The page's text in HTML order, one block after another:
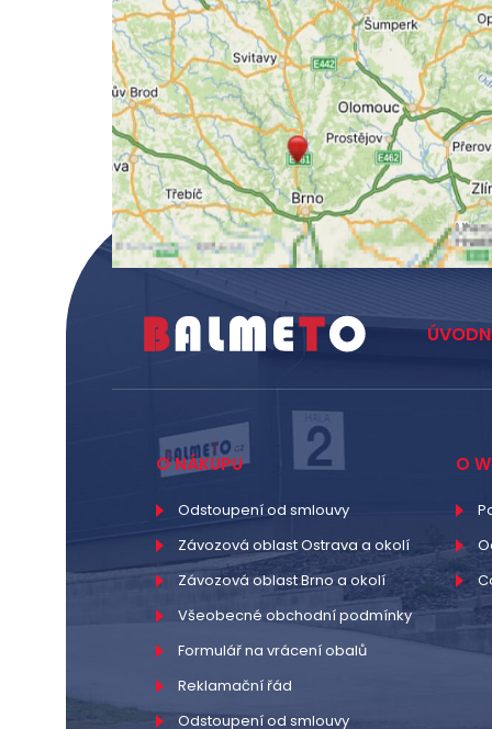
O NÁKUPU
Odstoupení od smlouvy
Závozová oblast Ostrava a okolí
Závozová oblast Brno a okolí
Všeobecné obchodní podmínky
Formulář na vrácení obalů
Reklamační řád
Odstoupení od smlouvy
O